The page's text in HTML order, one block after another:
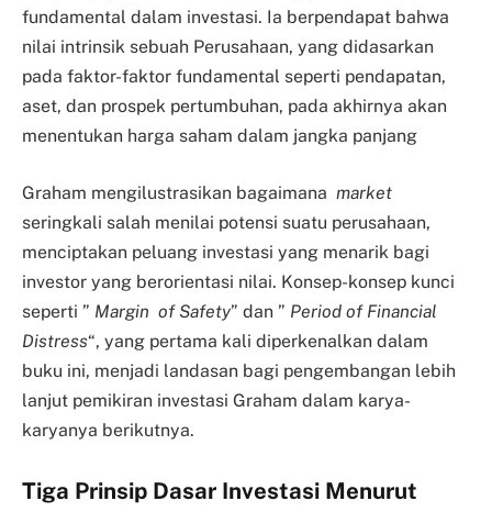
fundamental dalam investasi. Ia berpendapat bahwa
nilai intrinsik sebuah Perusahaan, yang didasarkan
pada faktor-faktor fundamental seperti pendapatan,
aset, dan prospek pertumbuhan, pada akhirnya akan
menentukan harga saham dalam jangka panjang
Graham mengilustrasikan bagaimana market
seringkali salah menilai potensi suatu perusahaan,
menciptakan peluang investasi yang menarik bagi
investor yang berorientasi nilai. Konsep-konsep kunci
seperti ” Margin of Safety” dan ” Period of Financial
Distress“, yang pertama kali diperkenalkan dalam
buku ini, menjadi landasan bagi pengembangan lebih
lanjut pemikiran investasi Graham dalam karya-
karyanya berikutnya.
Tiga Prinsip Dasar Investasi Menurut